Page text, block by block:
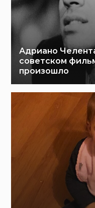
Адриано
советском
произошло